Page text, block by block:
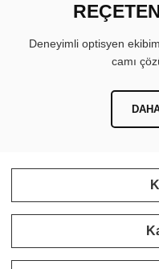
Deneyimli optisyen
camı